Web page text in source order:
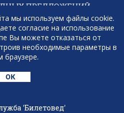
ПРЕДЛОЖЕНИЙ
931-16-90
'Билетовед'
мы используем файлы cookie.
согласие на использование
Вы можете отказаться от
необходимые параметры в
браузере.
ОК